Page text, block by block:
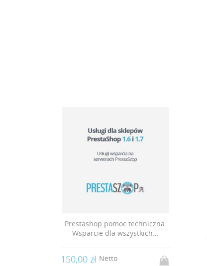
Prestashop pomoc techniczna.
Wsparcie dla wszystkich...
150,00 zł Netto